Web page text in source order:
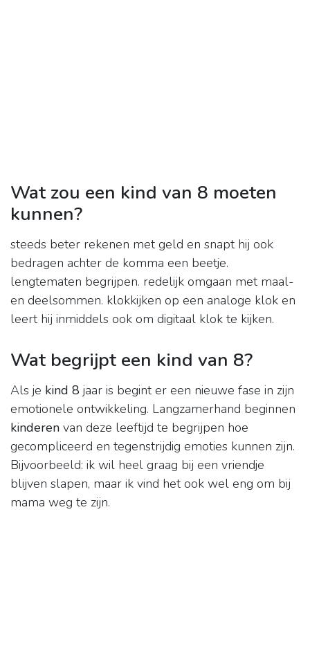
Wat zou een kind van 8 moeten
kunnen?
steeds beter rekenen met geld en snapt hij ook
bedragen achter de komma een beetje.
lengtematen begrijpen. redelijk omgaan met maal-
en deelsommen. klokkijken op een analoge klok en
leert hij inmiddels ook om digitaal klok te kijken.
Wat begrijpt een kind van 8?
Als je kind 8 jaar is begint er een nieuwe fase in zijn
emotionele ontwikkeling. Langzamerhand beginnen
kinderen van deze leeftijd te begrijpen hoe
gecompliceerd en tegenstrijdig emoties kunnen zijn.
Bijvoorbeeld: ik wil heel graag bij een vriendje
blijven slapen, maar ik vind het ook wel eng om bij
mama weg te zijn.